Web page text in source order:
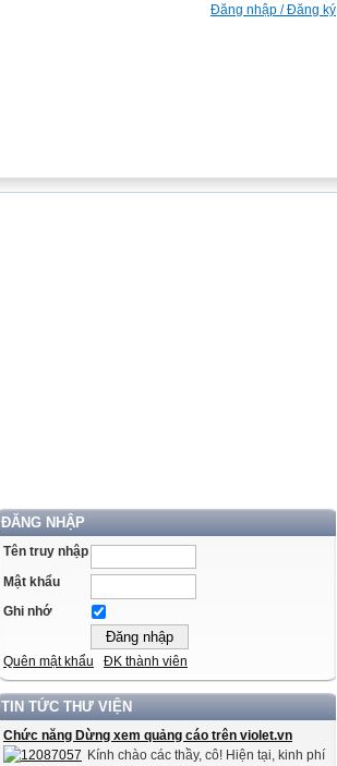
Đăng nhập / Đăng ký
ĐĂNG NHẬP
Tên truy nhập
Mật khẩu
Ghi nhớ
Quên mật khẩu ĐK thành viên
TIN TỨC THƯ VIỆN
Chức năng Dừng xem quảng cáo trên violet.vn
Kính chào các thầy, cô! Hiện tại, kinh phí